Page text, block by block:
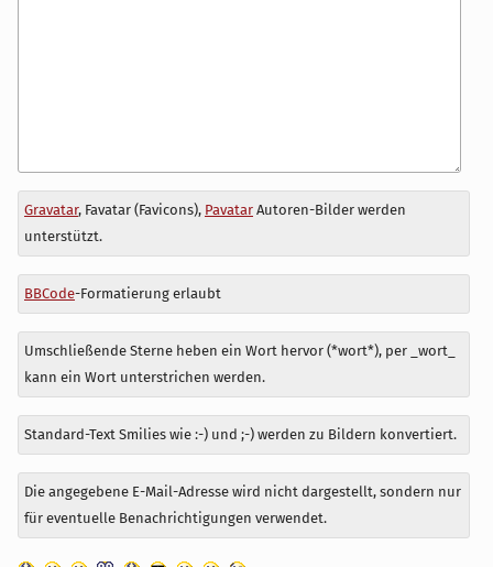
Antwort
zu
Gravatar, Favatar (Favicons), PavatarAutoren-Bilder werden
unterstützt.
BBCode-Formatierung erlaubt
Umschließende Sterne heben ein Wort hervor (*wort*), per _wort_
kann ein Wort unterstrichen werden.
Standard-Text Smilies wie :-) und ;-) werden zu Bildern konvertiert.
Die angegebene E-Mail-Adresse wird nicht dargestellt, sondern nur
für eventuelle Benachrichtigungen verwendet.